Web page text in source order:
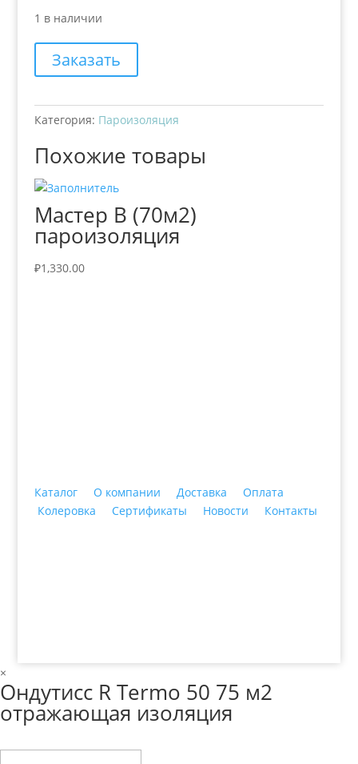
1 в наличии
Заказать
Категория: Пароизоляция
Похожие товары
Мастер В (70м2)
пароизоляция
₽1,330.00
Каталог О компании Доставка
Оплата
Колеровка
Сертификаты Новости Контакты
×
Ондутисс R Termo 50 75 м2
отражающая изоляция